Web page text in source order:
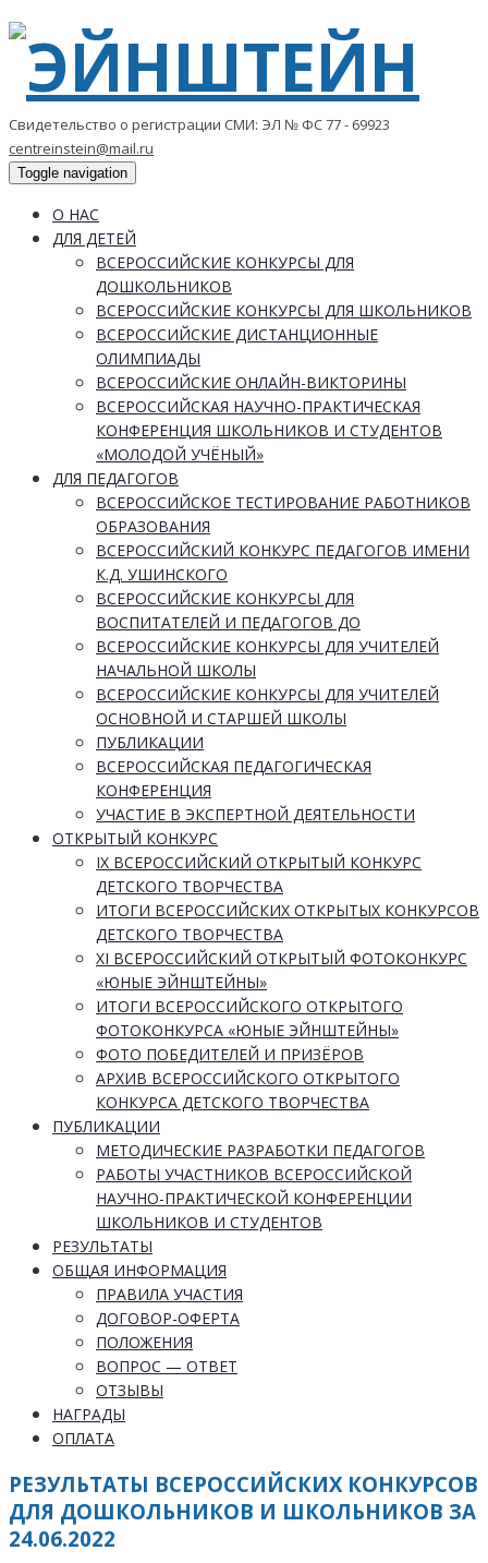
Свидетельство о регистрации СМИ: ЭЛ № ФС 77 - 69923
centreinstein@mail.ru
Toggle navigation
О НАС
ДЛЯ ДЕТЕЙ
ВСЕРОССИЙСКИЕ КОНКУРСЫ ДЛЯ
ДОШКОЛЬНИКОВ
ВСЕРОССИЙСКИЕ КОНКУРСЫ ДЛЯ ШКОЛЬНИКОВ
ВСЕРОССИЙСКИЕ ДИСТАНЦИОННЫЕ
ОЛИМПИАДЫ
ВСЕРОССИЙСКИЕ ОНЛАЙН-ВИКТОРИНЫ
ВСЕРОССИЙСКАЯ НАУЧНО-ПРАКТИЧЕСКАЯ
КОНФЕРЕНЦИЯ ШКОЛЬНИКОВ И СТУДЕНТОВ
«МОЛОДОЙ УЧЁНЫЙ»
ДЛЯ ПЕДАГОГОВ
ВСЕРОССИЙСКОЕ ТЕСТИРОВАНИЕ РАБОТНИКОВ
ОБРАЗОВАНИЯ
ВСЕРОССИЙСКИЙ КОНКУРС ПЕДАГОГОВ ИМЕНИ
К.Д. УШИНСКОГО
ВСЕРОССИЙСКИЕ КОНКУРСЫ ДЛЯ
ВОСПИТАТЕЛЕЙ И ПЕДАГОГОВ ДО
ВСЕРОССИЙСКИЕ КОНКУРСЫ ДЛЯ УЧИТЕЛЕЙ
НАЧАЛЬНОЙ ШКОЛЫ
ВСЕРОССИЙСКИЕ КОНКУРСЫ ДЛЯ УЧИТЕЛЕЙ
ОСНОВНОЙ И СТАРШЕЙ ШКОЛЫ
ПУБЛИКАЦИИ
ВСЕРОССИЙСКАЯ ПЕДАГОГИЧЕСКАЯ
КОНФЕРЕНЦИЯ
УЧАСТИЕ В ЭКСПЕРТНОЙ ДЕЯТЕЛЬНОСТИ
ОТКРЫТЫЙ КОНКУРС
IX ВСЕРОССИЙСКИЙ ОТКРЫТЫЙ КОНКУРС
ДЕТСКОГО ТВОРЧЕСТВА
ИТОГИ ВСЕРОССИЙСКИХ ОТКРЫТЫХ КОНКУРСОВ
ДЕТСКОГО ТВОРЧЕСТВА
XI ВСЕРОССИЙСКИЙ ОТКРЫТЫЙ ФОТОКОНКУРС
«ЮНЫЕ ЭЙНШТЕЙНЫ»
ИТОГИ ВСЕРОССИЙСКОГО ОТКРЫТОГО
ФОТОКОНКУРСА «ЮНЫЕ ЭЙНШТЕЙНЫ»
ФОТО ПОБЕДИТЕЛЕЙ И ПРИЗЁРОВ
АРХИВ ВСЕРОССИЙСКОГО ОТКРЫТОГО
КОНКУРСА ДЕТСКОГО ТВОРЧЕСТВА
ПУБЛИКАЦИИ
МЕТОДИЧЕСКИЕ РАЗРАБОТКИ ПЕДАГОГОВ
РАБОТЫ УЧАСТНИКОВ ВСЕРОССИЙСКОЙ
НАУЧНО-ПРАКТИЧЕСКОЙ КОНФЕРЕНЦИИ
ШКОЛЬНИКОВ И СТУДЕНТОВ
РЕЗУЛЬТАТЫ
ОБЩАЯ ИНФОРМАЦИЯ
ПРАВИЛА УЧАСТИЯ
ДОГОВОР-ОФЕРТА
ПОЛОЖЕНИЯ
ВОПРОС — ОТВЕТ
ОТЗЫВЫ
НАГРАДЫ
ОПЛАТА
РЕЗУЛЬТАТЫ ВСЕРОССИЙСКИХ КОНКУРСОВ
ДЛЯ ДОШКОЛЬНИКОВ И ШКОЛЬНИКОВ ЗА
24.06.2022